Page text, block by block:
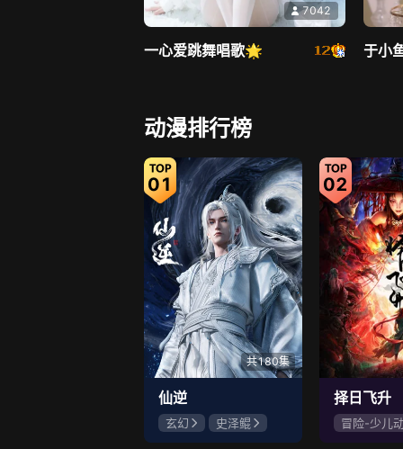
7042
一心爱跳舞唱歌🌟 于小
1.9万
奶油少女团 Wuli
动漫排行榜
01
共180集
仙逆
玄幻
史泽鲲
张惠霖
王婧儿
02
择日飞升
冒险-少儿